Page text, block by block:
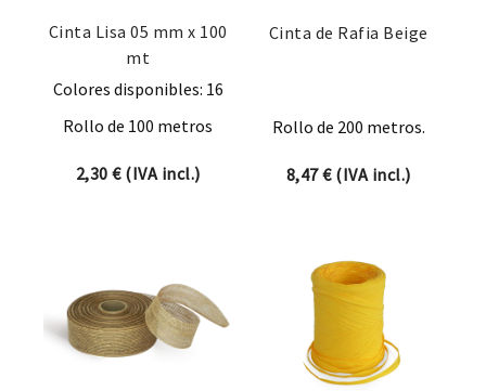
Cinta Lisa 05 mm x 100
mt
Colores disponibles: 16
Rollo de 100 metros
2,30 €(IVA incl.)
Cinta de Rafia Beige
Rollo de 200 metros.
8,47€(IVA incl.)